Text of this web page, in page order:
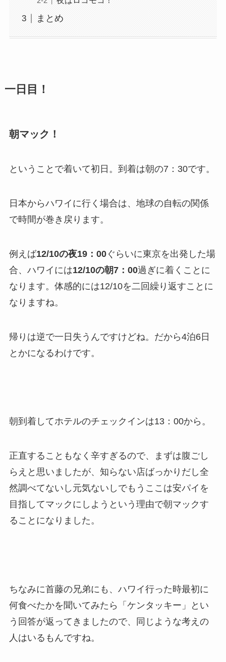
まとめ
一日目！
朝マック！
ということで着いて初日。到着は朝の7：30です。
日本からハワイに行く場合は、地球の自転の関係
で時間が巻き戻ります。
例えば12/10の夜19：00ぐらいに東京を出発した場
合、ハワイには12/10の朝7：00過ぎに着くことに
なります。体感的には12/10を二回繰り返すことに
なりますね。
帰りは逆で一日失うんですけどね。だから4泊6日
とかになるわけです。
朝到着してホテルのチェックインは13：00から。
正直することもなく辛すぎるので、まずは腹ごし
らえと思いましたが、知らない店ばっかりだし全
然調べてないし元気ないしでもうここは安パイを
目指してマックにしようという理由で朝マックす
ることになりました。
ちなみに首藤の兄弟にも、ハワイ行った時最初に
何食べたかを聞いてみたら「ケンタッキー」とい
う回答が返ってきましたので、同じような考えの
人はいるもんですね。